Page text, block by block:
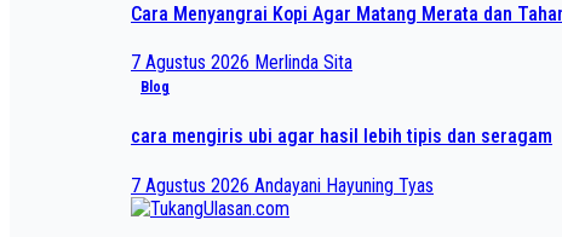
Cara Menyangrai Kopi Agar Matang Merata dan
7 Agustus 2026 Merlinda Sita
Blog
cara mengiris ubi agar hasil lebih tipis dan seragam
7 Agustus 2026 Andayani Hayuning Tyas